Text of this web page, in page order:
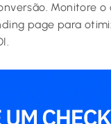
Monitore
page para